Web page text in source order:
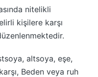
nitelikli
kişilere karşı
altsoya, eşe,
Beden veya ruh